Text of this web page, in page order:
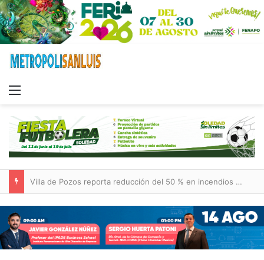
Inauguran paso a desnivel de Circuito Potosí; destacan impacto en la movilidad metropolitana